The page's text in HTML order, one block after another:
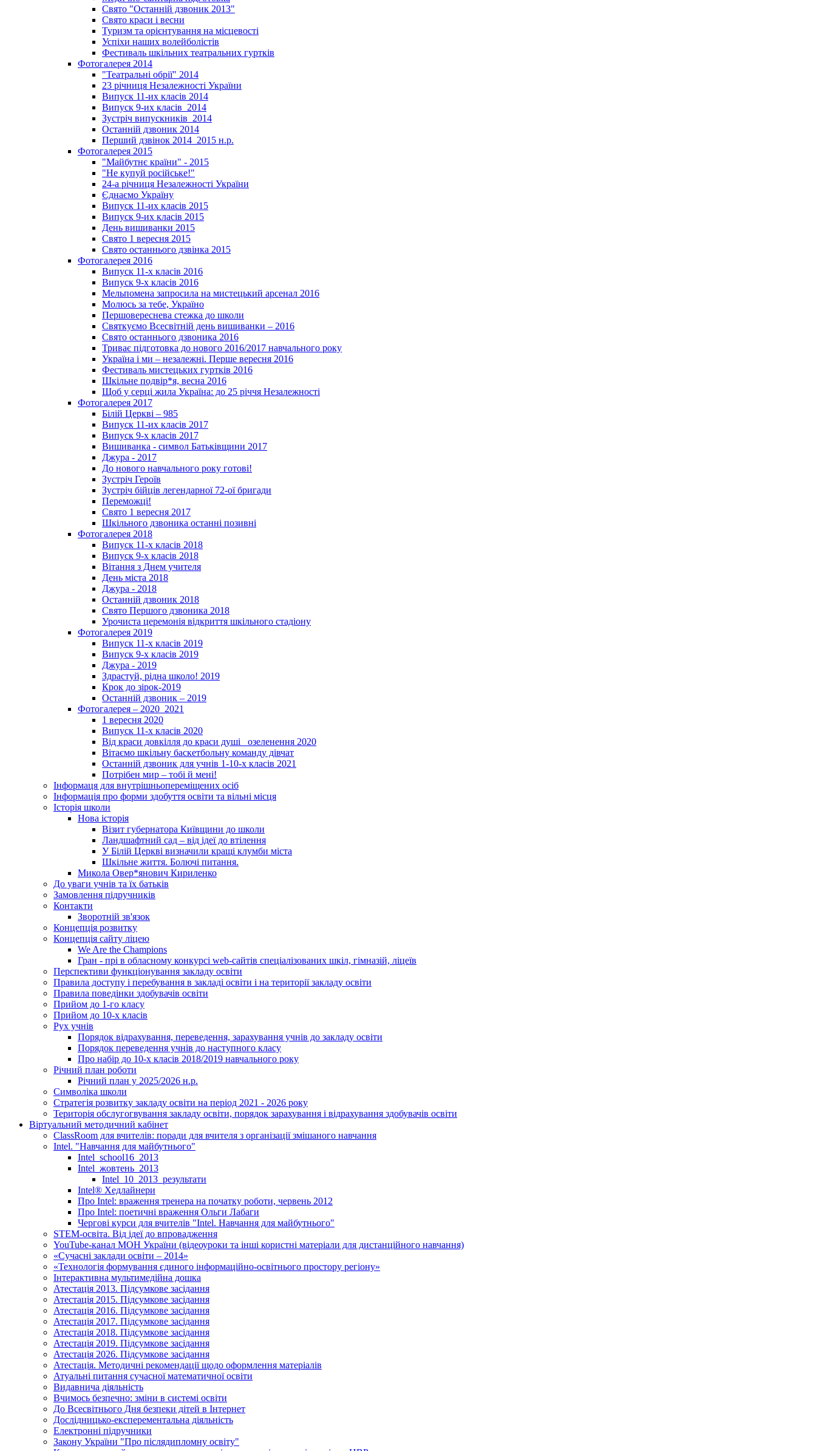
Свято "Останній дзвоник 2013"
Свято краси і весни
Туризм та орієнтування на місцевості
Успіхи наших волейболістів
Фестиваль шкільних театральних гуртків
Фотогалерея 2014
"Театральні обрії" 2014
23 річниця Незалежності України
Випуск 11-их класів 2014
Випуск 9-их класів_2014
Зустріч випускників_2014
Останній дзвоник 2014
Перший дзвінок 2014_2015 н.р.
Фотогалерея 2015
"Майбутнє країни" - 2015
"Не купуй російське!"
24-а річниця Незалежності України
Єднаємо Україну
Випуск 11-их класів 2015
Випуск 9-их класів 2015
День вишиванки 2015
Свято 1 вересня 2015
Свято останнього дзвінка 2015
Фотогалерея 2016
Випуск 11-х класів 2016
Випуск 9-х класів 2016
Мельпомена запросила на мистецький арсенал 2016
Молюсь за тебе, Україно
Першовереснева стежка до школи
Святкуємо Всесвітній день вишиванки – 2016
Свято останнього дзвоника 2016
Триває підготовка до нового 2016/2017 навчального року
Україна і ми – незалежні. Перше вересня 2016
Фестиваль мистецьких гуртків 2016
Шкільне подвір*я, весна 2016
Щоб у серці жила Україна: до 25­ річчя Незалежності
Фотогалерея 2017
Білій Церкві – 985
Випуск 11-их класів 2017
Випуск 9-х класів 2017
Вишиванка - символ Батьківщини 2017
Джура - 2017
До нового навчального року готові!
Зустріч Героїв
Зустріч бійців легендарної 72-ої бригади
Переможці!
Свято 1 вересня 2017
Шкільного дзвоника останні позивні
Фотогалерея 2018
Випуск 11-х класів 2018
Випуск 9-х класів 2018
Вітання з Днем учителя
День міста 2018
Джура - 2018
Останній дзвоник 2018
Свято Першого дзвоника 2018
Урочиста церемонія відкриття шкільного стадіону
Фотогалерея 2019
Випуск 11-х класів 2019
Випуск 9-х класів 2019
Джура - 2019
Здрастуй, рідна школо! 2019
Крок до зірок-2019
Останній дзвоник – 2019
Фотогалерея – 2020_2021
1 вересня 2020
Випуск 11-х класів 2020
Від краси довкілля до краси душі _озеленення 2020
Вітаємо шкільну баскетбольну команду дівчат
Останній дзвоник для учнів 1-10-х класів 2021
Потрібен мир – тобі й мені!
Інформаця для внутрішньопереміщених осіб
Інформація про форми здобуття освіти та вільні місця
Історія школи
Нова історія
Візит губернатора Київщини до школи
Ландшафтний сад – від ідеї до втілення
У Білій Церкві визначили кращі клумби міста
Шкільне життя. Болючі питання.
Микола Овер*янович Кириленко
До уваги учнів та їх батьків
Замовлення підручників
Контакти
Зворотній зв'язок
Концепція розвитку
Концепція сайту ліцею
We Are the Champions
Гран - прі в обласному конкурсі web-сайтів спеціалізованих шкіл, гімназій, ліцеїв
Перспективи функціонування закладу освіти
Правила доступу і перебування в закладі освіти і на території закладу освіти
Правила поведінки здобувачів освіти
Прийом до 1-го класу
Прийом до 10-х класів
Рух учнів
Порядок відрахування, переведення, зарахування учнів до закладу освіти
Порядок переведення учнів до наступного класу
Про набір до 10-х класів 2018/2019 навчального року
Річний план роботи
Річний план у 2025/2026 н.р.
Символіка школи
Стратегія розвитку закладу освіти на період 2021 - 2026 року
Територія обслугогвування закладу освіти, порядок зарахування і відрахування здобувачів освіти
Віртуальний методичний кабінет
ClassRoom для вчителів: поради для вчителя з організації змішаного навчання
Intel. "Навчання для майбутнього"
Intel_school16_2013
Intel_жовтень_2013
Intel_10_2013_результати
Іntel® Хедлайнери
Про Intel: враження тренера на початку роботи, червень 2012
Про Intel: поетичні враження Ольги Лабаги
Чергові курси для вчителів "Intel. Навчання для майбутнього"
STEM-освіта. Від ідеї до впровадження
YouTube-канал МОН України (відеоуроки та інші користні матеріали для дистанційного навчання)
«Сучасні заклади освіти – 2014»
«Технологія формування єдиного інформаційно-освітнього простору регіону»
Інтерактивна мультимедійна дошка
Атестація 2013. Підсумкове засідання
Атестація 2015. Підсумкове засідання
Атестація 2016. Підсумкове засідання
Атестація 2017. Підсумкове засідання
Атестація 2018. Підсумкове засідання
Атестація 2019. Підсумкове засідання
Атестація 2026. Підсумкове засідання
Атестація. Методичні рекомендації щодо оформлення матеріалів
Атуальні питання сучасної математичної освіти
Видавнича діяльність
Вчимось безпечно: зміни в системі освіти
До Всесвітнього Дня безпеки дітей в Інтернет
Дослідницько-експерементальна діяльність
Електронні підручники
Закону України "Про післядипломну освіту"